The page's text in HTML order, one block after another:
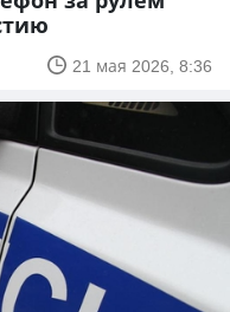
21 мая 2026, 8:36